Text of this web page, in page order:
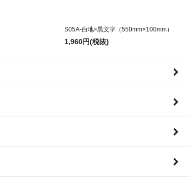
S05A-白地×黒文字（550mm×100mm）
1,960円(税抜)